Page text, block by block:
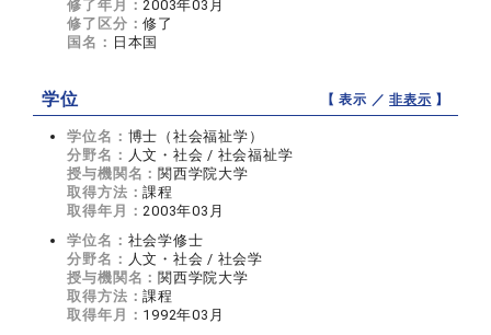
修了年月：2003年03月
修了区分：修了
国名： 日本国
学位 【 表示 ／非表示 】
学位名： 博士（社会福祉学）
分野名： 人文・社会 / 社会福祉学
授与機関名： 関西学院大学
取得方法：課程
取得年月：2003年03月
学位名： 社会学修士
分野名： 人文・社会 / 社会学
授与機関名： 関西学院大学
取得方法：課程
取得年月： 1992年03月